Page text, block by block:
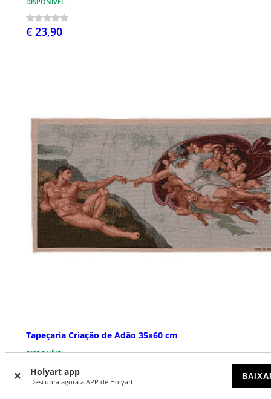
Holyart app
Descubra agora a APP de Holyart
€ 23,90
Tapeçaria Criação de Adão 35x60 cm
DISPONÍVEL
€ 17,90